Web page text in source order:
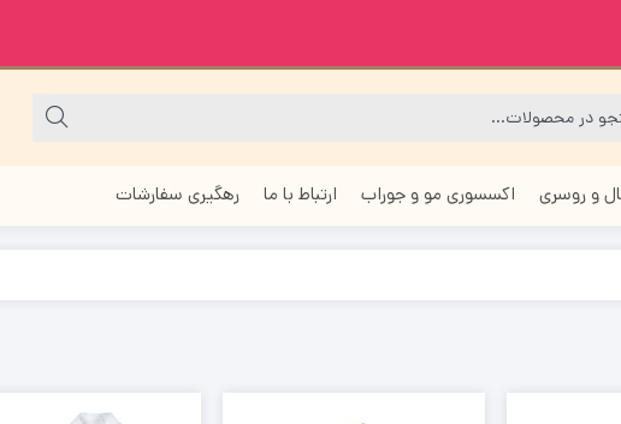
و روسری اکسسوری مو و جوراب ارتباط با ما رهگیری سفارشات